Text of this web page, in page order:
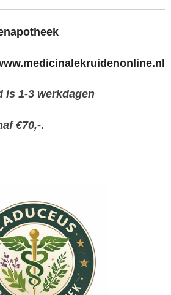
is 1-3 werkdagen
€70,-.